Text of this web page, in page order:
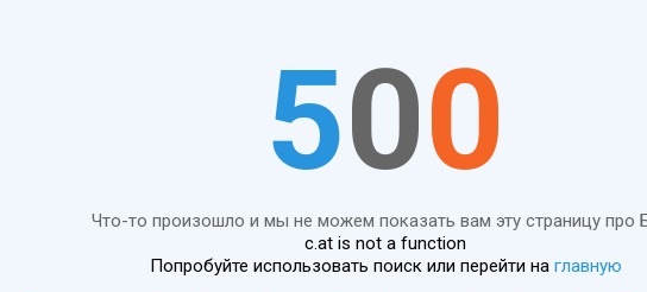
500
Что-то произошло и мы не можем показать вам эту страницу про
c.at is not a function
Попробуйте использовать поиск или перейти на главную